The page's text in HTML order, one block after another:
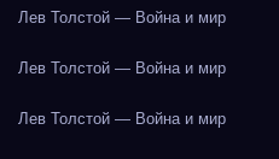
Лев Толстой — Война и мир
Лев Толстой — Война и мир
Лев Толстой — Война и мир